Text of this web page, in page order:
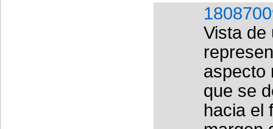
Vista de
aspecto
que se
hacia el